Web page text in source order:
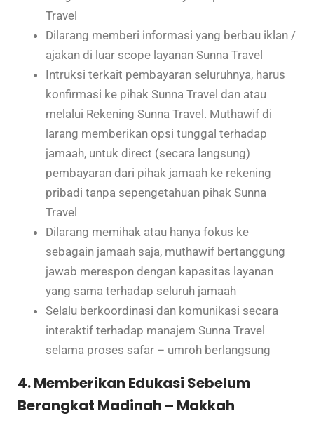
Travel
Dilarang memberi informasi yang berbau iklan /
ajakan di luar scope layanan Sunna Travel
Intruksi terkait pembayaran seluruhnya, harus
konfirmasi ke pihak Sunna Travel dan atau
melalui Rekening Sunna Travel. Muthawif di
larang memberikan opsi tunggal terhadap
jamaah, untuk direct (secara langsung)
pembayaran dari pihak jamaah ke rekening
pribadi tanpa sepengetahuan pihak Sunna
Travel
Dilarang memihak atau hanya fokus ke
sebagain jamaah saja, muthawif bertanggung
jawab merespon dengan kapasitas layanan
yang sama terhadap seluruh jamaah
Selalu berkoordinasi dan komunikasi secara
interaktif terhadap manajem Sunna Travel
selama proses safar – umroh berlangsung
4. Memberikan Edukasi Sebelum
Berangkat Madinah – Makkah